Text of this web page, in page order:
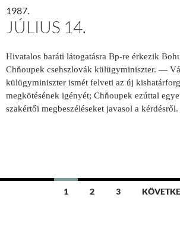
1987.
JÚLIUS 14.
Hivatalos baráti látogatásra Bp-re érkezik
Chňoupek csehszlovák külügyminiszter. —
külügyminiszter ismét felveti az új
megkötésének igényét; Chňoupek ezúttal
szakértői megbeszéléseket javasol a kérdésről.
Bejegyzések
1 2 3